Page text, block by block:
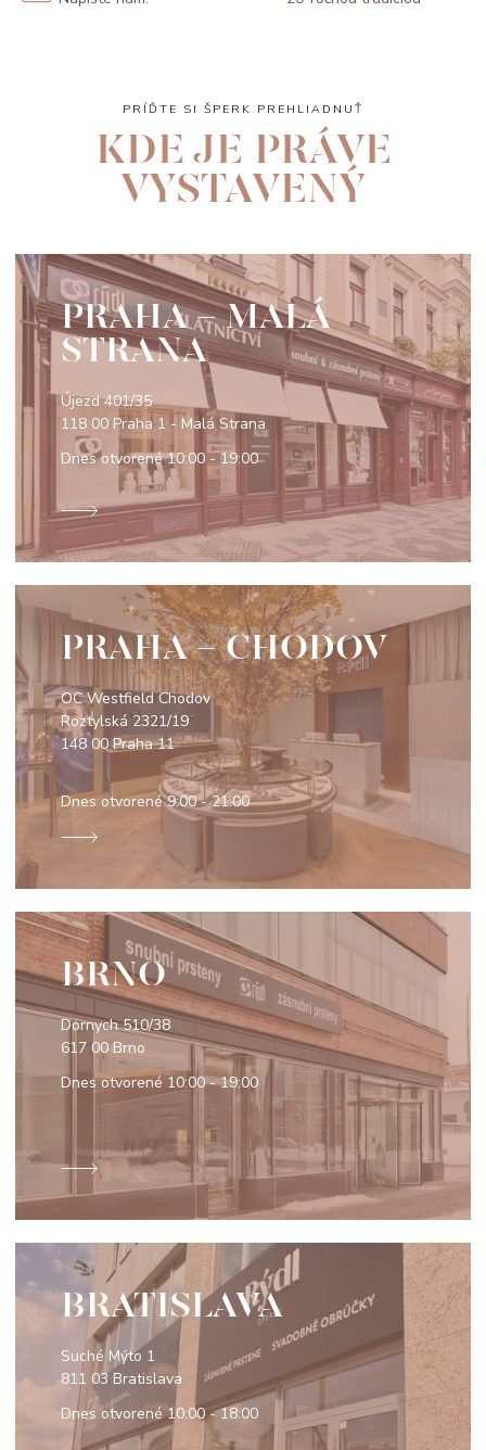
PRÍĎTE SI ŠPERK PREHLIADNUŤ
KDE JE PRÁVE
VYSTAVENÝ
PRAHA - MALÁ
STRANA
Újezd 401/35
118 00 Praha 1 - Malá Strana
Dnes otvorené10:00 - 19:00
PRAHA - CHODOV
OC Westfield Chodov
Roztylská 2321/19
148 00 Praha 11
Dnes otvorené9:00 - 21:00
BRNO
Dornych 510/38
617 00 Brno
Dnes otvorené 10:00 - 19:00
BRATISLAVA
Suché Mýto 1
811 03 Bratislava
Dnes otvorené10:00 - 18:00